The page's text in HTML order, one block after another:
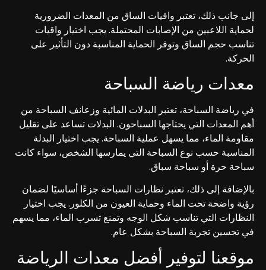
إلى جانب ذلك، تعتبر واقيات الساق من المعدات الضرورية
لحماية اللاعبين من الإصابات المحتملة. يجب اختيار واقيات
تناسب حجم الساق وتوفر الحماية المناسبة دون التأثير على
الحركة.
معدات رياضة السباحة
في رياضة السباحة، تعتبر البدلات المائية وزعانف السباحة من
أهم المعدات التي يحتاجها السباحون. البدلات تساعد على تقليل
مقاومة الماء، مما يسهل عملية السباحة. يجب اختيار البدلة
المناسبة حسب نوع السباحة التي يمارسها الشخص، سواء كانت
سباحة حرة أو سباحة سباق.
بالإضافة إلى ذلك، تعتبر نظارات السباحة جزءًا أساسيًا لضمان
رؤية واضحة تحت الماء وحماية العيون من الكلور. يجب اختيار
النظارات التي تناسب شكل الوجه وتمنع تسرب الماء، مما يسهم
في تحسين تجربة السباحة بشكل عام.
موقعنا لتوفير أفضل معدات الرياضة